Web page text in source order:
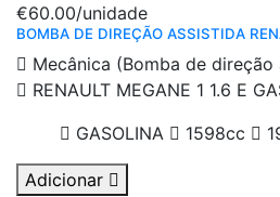
€60.00/unidade
BOMBA DE DIREÇÃO ASSISTIDA
Mecânica (Bomba de direção
RENAULT MEGANE 1 1.6 E
GASOLINA
1598cc
Adicionar